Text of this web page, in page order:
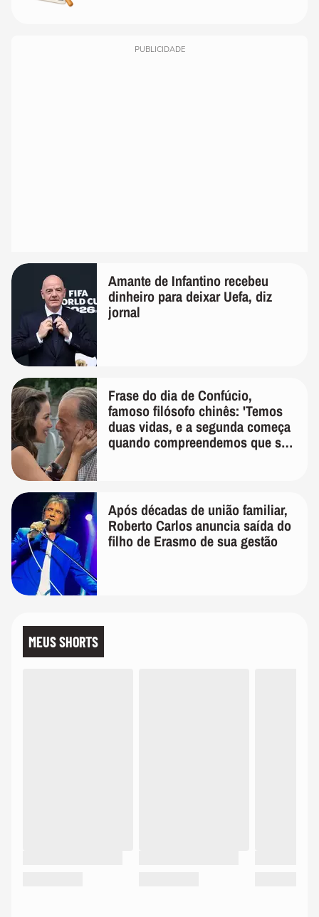
PUBLICIDADE
Amante de Infantino recebeu
dinheiro para deixar Uefa, diz
jornal
Frase do dia de Confúcio,
famoso filósofo chinês: 'Temos
duas vidas, e a segunda começa
quando compreendemos que só
Após décadas de união familiar,
Roberto Carlos anuncia saída do
filho de Erasmo de sua gestão
MEUS SHORTS